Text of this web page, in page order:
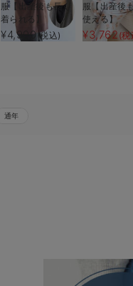
服【出産後も長く
着られる】
¥4,990 (税込)
服【出産後
使える】
¥3,762 (税
通年
【オールシーズン
【選べる2丈】締